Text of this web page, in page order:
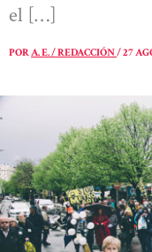
el […]
PORA. E. / REDACCIÓN/27